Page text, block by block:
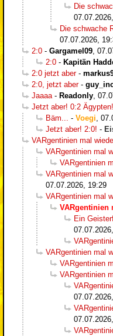
Die
Die schwache
07.07.2026,
2:0 - Gargamel09,
2:0 - Kapitän
2:0 jetzt aber-
2:0, jetzt aber-
Jaaaa- Readonly,
Jetzt aber! 0:2 Ägypten!
Bäm... - Voegi,
Jetzt aber! 2:0! -
VARgentinien mal
VARgentinien mal
VARgentinien
VARgentinien mal
07.07.2026, 19:29
VARgentinien mal
VARgentinien
Ein
VARgentinien mal
VARgentinien
VARgentinien